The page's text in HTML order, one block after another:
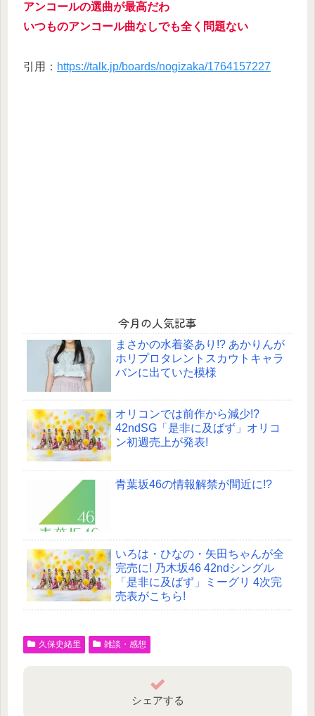
アンコールの選曲が最高だわ
いつものアンコール曲なしでも全く問題ない
引用： https://talk.jp/boards/nogizaka/1764157227
今月の人気記事
まさかの水着姿あり!? あかりんが
ホリプロタレントスカウトキャラ
バンに出ていた模様
オリコンでは前作から減少!?
42ndSG「是非に及ばず」オリコ
ン初週売上が発表!
青葉坂46の情報解禁が間近に!?
いろは・ひなの・矢田ちゃんが全
完売に! 乃木坂46 42ndシングル
「是非に及ばず」ミーグリ 4次完
売表がこちら!
久保史緒里 雑談・感想
シェアする